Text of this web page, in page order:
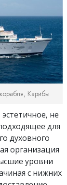
Карибы
не
для
духовного
организация
уровни
с нижних